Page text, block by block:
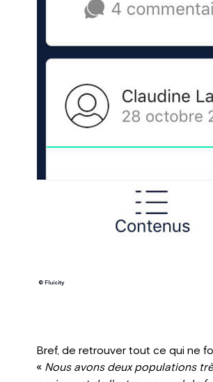
© Fluicity
Bref, de retrouver tout ce qui ne
« Nous avons deux populations